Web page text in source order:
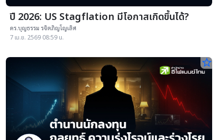
ปี 2026: US Stagflation มีโอกาสเกิดขึ้นได้?
ดร.บุญธรรม รจิตภิญโญเลิศ
7 เม.ย. 2569 08:59 น.
star_border